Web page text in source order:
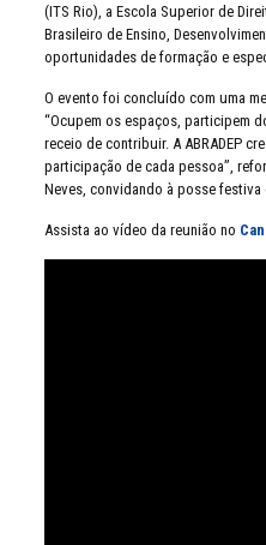
(ITS Rio), a Escola Superior de
Brasileiro de Ensino,
oportunidades de formação e
O evento foi concluído com uma
“Ocupem os espaços, participem
receio de contribuir. A ABRADEP
participação de cada pessoa”,
Neves, convidando à posse festiva
Assista ao vídeo da reunião no